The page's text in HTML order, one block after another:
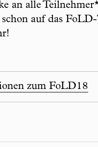
an alle
auf das
zum FoLD18